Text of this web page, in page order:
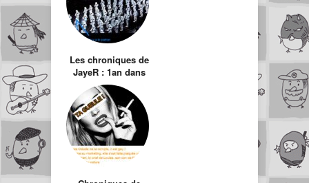
Les chroniques de
JayeR : 1an dans
l’Empire